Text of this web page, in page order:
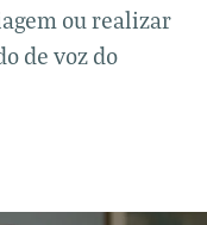
ou realizar
de voz do